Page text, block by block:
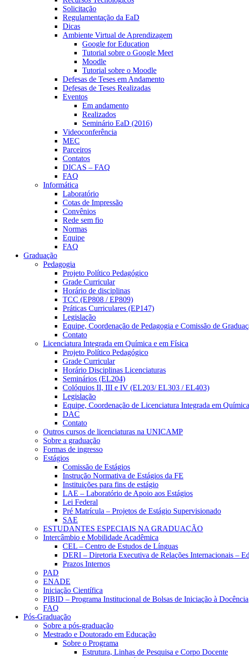
Solicitação
Regulamentação da EaD
Dicas
Ambiente Virtual de Aprendizagem
Google for Education
Tutorial sobre o Google Meet
Moodle
Tutorial sobre o Moodle
Defesas de Teses em Andamento
Defesas de Teses Realizadas
Eventos
Em andamento
Realizados
Seminário EaD (2016)
Videoconferência
MEC
Parceiros
Contatos
DICAS – FAQ
FAQ
Informática
Laboratório
Cotas de Impressão
Convênios
Rede sem fio
Normas
Equipe
FAQ
Graduação
Pedagogia
Projeto Político Pedagógico
Grade Curricular
Horário de disciplinas
TCC (EP808 / EP809)
Práticas Curriculares (EP147)
Legislação
Equipe, Coordenação de Pedagogia e Comissão de
Contato
Licenciatura Integrada em Química e em Física
Projeto Político Pedagógico
Grade Curricular
Horário Disciplinas Licenciaturas
Seminários (EL204)
Colóquios II, III e IV (EL203/ EL303 / EL403)
Legislação
Equipe, Coordenação de Licenciatura Integrada em
DAC
Contato
Outros cursos de licenciaturas na UNICAMP
Sobre a graduação
Formas de ingresso
Estágios
Comissão de Estágios
Instrução Normativa de Estágios da FE
Instituições para fins de estágio
LAE – Laboratório de Apoio aos Estágios
Lei Federal
Pré Matrícula – Projetos de Estágio Supervisionado
SAE
ESTUDANTES ESPECIAIS NA GRADUAÇÃO
Intercâmbio e Mobilidade Acadêmica
CEL – Centro de Estudos de Línguas
DERI – Diretoria Executiva de Relações Internacionais –
Prazos Internos
PAD
ENADE
Iniciação Científica
PIBID – Programa Institucional de Bolsas de Iniciação à Docência
FAQ
Pós-Graduação
Sobre a pós-graduação
Mestrado e Doutorado em Educação
Sobre o Programa
Estrutura, Linhas de Pesquisa e Corpo Docente